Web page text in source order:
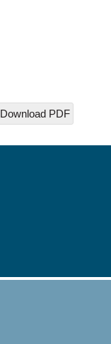
Download PDF